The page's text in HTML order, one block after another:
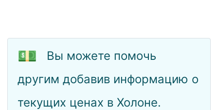
💵
Вы можете помочь
другим добавив информацию о
текущих ценах в Холоне.